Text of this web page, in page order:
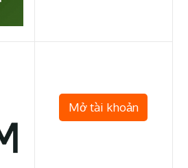
Mở tài khoản